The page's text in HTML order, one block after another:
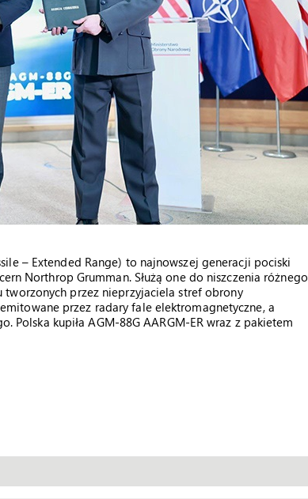
– Extended Range) to najnowszej generacji pociski
Northrop Grumman. Służą one do niszczenia różnego
przez nieprzyjaciela stref obrony
przez radary fale elektromagnetyczne, a
Polska kupiła AGM-88G AARGM-ER wraz z pakietem